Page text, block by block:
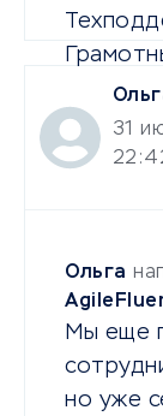
31
Ольга
Мы еще
но уже